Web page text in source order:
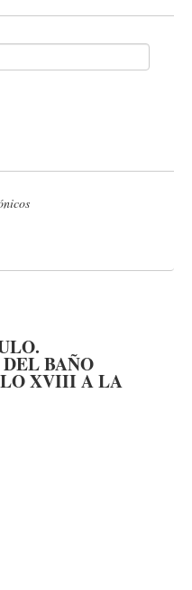
BAÑO
XVIII A LA